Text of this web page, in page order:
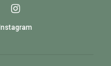
Instagram